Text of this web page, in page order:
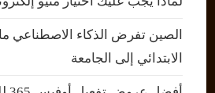
الصين تفرض الذكاء الاصطناعي
الابتدائي إلى الجامعة